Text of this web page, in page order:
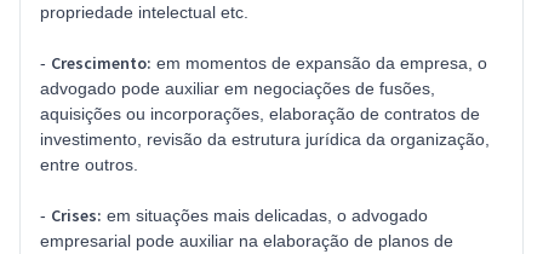
propriedade intelectual etc.
- Crescimento: em momentos de expansão da empresa, o
advogado pode auxiliar em negociações de fusões,
aquisições ou incorporações, elaboração de contratos de
investimento, revisão da estrutura jurídica da organização,
entre outros.
- Crises: em situações mais delicadas, o advogado
empresarial pode auxiliar na elaboração de planos de